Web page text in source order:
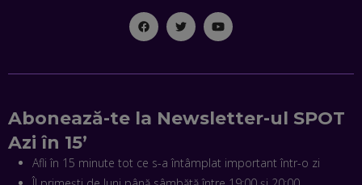
CE-AM ÎNVĂȚAT DIN EPISODUL GEORGESCU
MIHAI CEPOI, JOBFUL: SCHIMBĂM MODUL ÎN CARE APLICI
LA JOB! CUM DEMONSTREZI ABILITĂȚI ȘI CÂȘTIGI PREMII
EP. 45
Abonează-te la Newsletter-ul SPOT
Azi în 15’
Afli în 15 minute tot ce s-a întâmplat important într-o zi